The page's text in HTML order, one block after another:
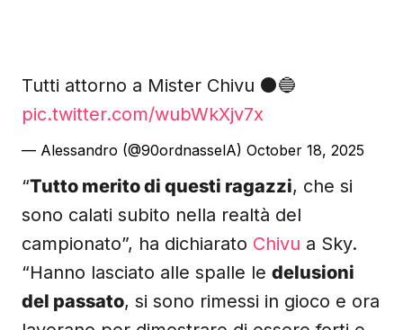
Tutti attorno a Mister Chivu ⚫️🔵
pic.twitter.com/wubWkXjv7x
— Alessandro (@90ordnasselA) October 18, 2025
“Tutto merito di questi ragazzi, che si
sono calati subito nella realtà del
campionato”, ha dichiarato Chivu a Sky.
“Hanno lasciato alle spalle le delusioni
del passato, si sono rimessi in gioco e ora